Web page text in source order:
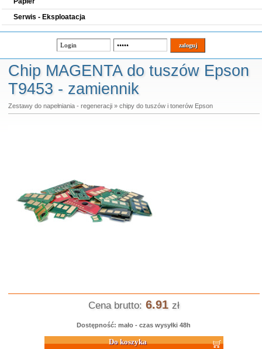
Serwis - Eksploatacja
Chip MAGENTA do tuszów Epson
T9453 - zamiennik
Zestawy do napełniania - regeneracji» chipy do tuszów i tonerów Epson
Cena brutto: 6.91 zł
Dostępność: mało - czas wysyłki 48h
Do koszyka